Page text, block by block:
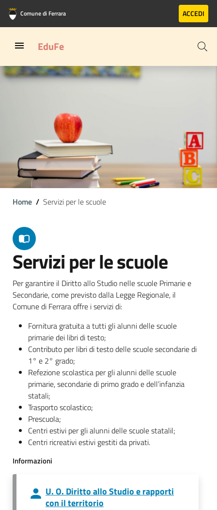
Vai al contenuto principale
Vai al footer
Comune di Ferrara ACCEDI
EduFe
Home Servizi per le scuole
Servizi per le scuole
Per garantire il Diritto allo Studio nelle scuole Primarie e
Secondarie, come previsto dalla Legge Regionale, il
Comune di Ferrara offre i servizi di:
Fornitura gratuita a tutti gli alunni delle scuole
primarie dei libri di testo;
Contributo per libri di testo delle scuole secondarie di
1° e 2° grado;
Refezione scolastica per gli alunni delle scuole
primarie, secondarie di primo grado e dell’infanzia
statali;
Trasporto scolastico;
Prescuola;
Centri estivi per gli alunni delle scuole statalil;
Centri ricreativi estivi gestiti da privati.
Informazioni
U. O. Diritto allo Studio e rapporti
con il territorio